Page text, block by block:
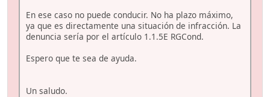
En ese caso no puede conducir. No ha plazo máximo,
ya que es directamente una situación de infracción. La
denuncia sería por el artículo 1.1.5E RGCond.
Espero que te sea de ayuda.
Un saludo.